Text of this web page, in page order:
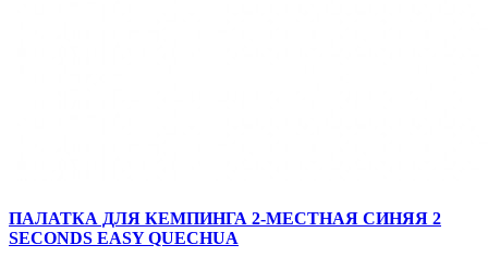
ПАЛАТКА ДЛЯ КЕМПИНГА 2-МЕСТНАЯ СИНЯЯ 2
SECONDS EASY QUECHUA